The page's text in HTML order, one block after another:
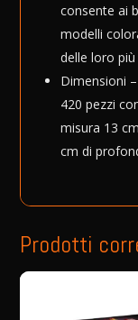
consente ai
modelli
delle loro
Dimensioni
420 pezzi
misura 13
cm di
Prodotti